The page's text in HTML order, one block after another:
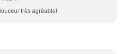
très agréable!